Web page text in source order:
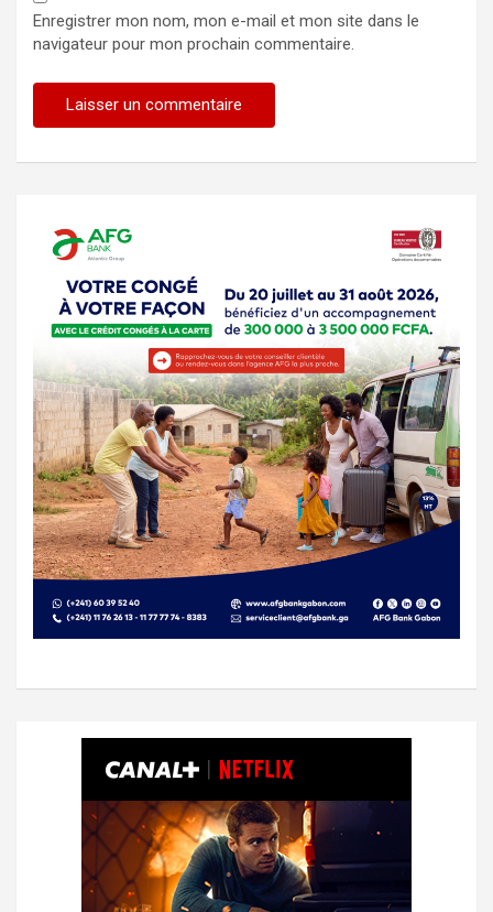
Enregistrer mon nom, mon e-mail et mon site dans le
navigateur pour mon prochain commentaire.